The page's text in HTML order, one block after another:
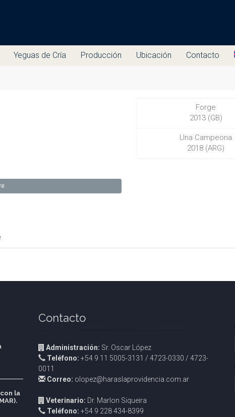
Yeguas de Cría Producción Ubicación Contacto
Forge
2013 (GB)
Una Campeona
2018 (ARG)
la
Contacto
Administración: Sr. Oscar López
Teléfono: +54 9 11 5005-3131 / 4723-0330 / 4723-
0011
Correo: olopez@haraslaprovidencia.com.ar
Veterinario: Dr. Marlon Siqueira
Teléfono: +54 9 228 434-8399